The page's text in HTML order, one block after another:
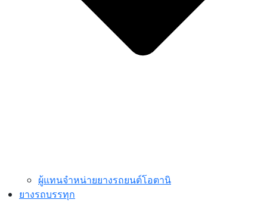
ผู้แทนจำหน่ายยางรถยนต์โอตานิ
ยางรถบรรทุก